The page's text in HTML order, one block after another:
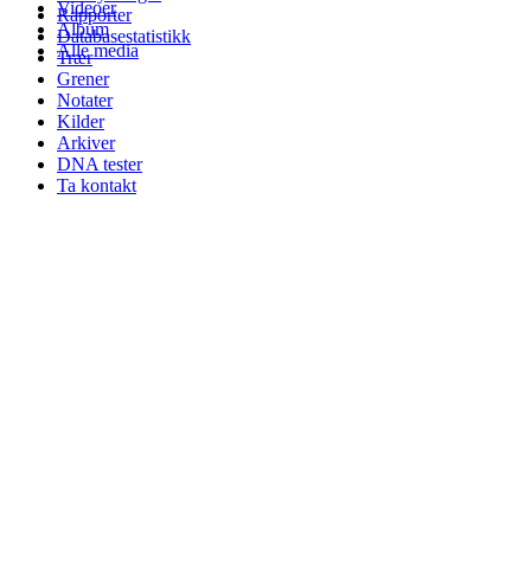
Videoer
Album
Alle media
Rapporter
Databasestatistikk
Trær
Grener
Notater
Kilder
Arkiver
DNA tester
Ta kontakt